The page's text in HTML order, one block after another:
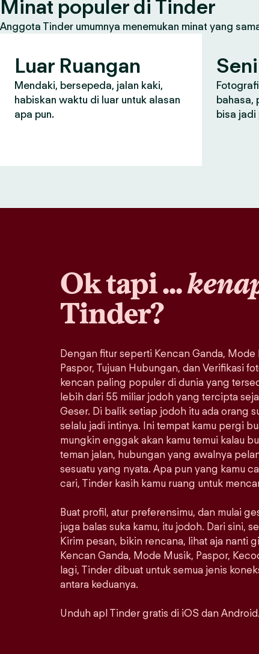
Minat populer di Tinder
Anggota Tinder umumnya menemukan minat yang
Luar Ruangan
Mendaki, bersepeda, jalan kaki,
habiskan waktu di luar untuk alasan
apa pun.
Seni
bahasa,
bisa jadi
Ok tapi ...
Tinder?
Dengan fitur seperti Kencan Ganda,
Paspor, Tujuan Hubungan, dan Verifikasi
kencan paling populer di dunia yang
lebih dari 55 miliar jodoh yang tercipta
Geser. Di balik setiap jodoh itu ada orang
selalu jadi intinya. Ini tempat kamu pergi
mungkin enggak akan kamu temui kalau
teman jalan, hubungan yang awalnya
sesuatu yang nyata. Apa pun yang kamu
cari, Tinder kasih kamu ruang untuk
Buat profil, atur preferensimu, dan mulai
juga balas suka kamu, itu jodoh. Dari sini,
Kirim pesan, bikin rencana, lihat aja nanti
Kencan Ganda, Mode Musik, Paspor,
lagi, Tinder dibuat untuk semua jenis
antara keduanya.
Unduh apl Tinder gratis di iOS dan Android.